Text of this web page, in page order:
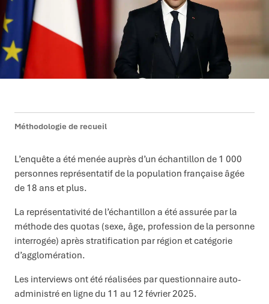
Méthodologie de recueil
L’enquête a été menée auprès d’un échantillon de 1 000
personnes représentatif de la population française âgée
de 18 ans et plus.
La représentativité de l’échantillon a été assurée par la
méthode des quotas (sexe, âge, profession de la personne
interrogée) après stratification par région et catégorie
d’agglomération.
Les interviews ont été réalisées par questionnaire auto-
administré en ligne du 11 au 12 février 2025.